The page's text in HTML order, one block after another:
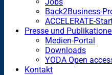
Back2Business-
ACCELERATE-
Presse und
Medien-Portal
Downloads
YODA Open
Kontakt